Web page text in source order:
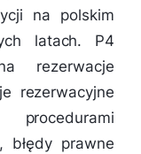
na polskim
latach. P4
rezerwacje
rezerwacyjne
błędy prawne